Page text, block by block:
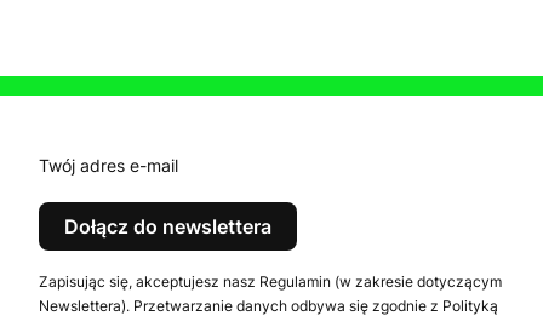
Twój adres e-mail
Dołącz do newslettera
Zapisując się, akceptujesz nasz Regulamin (w zakresie dotyczącym
Newslettera). Przetwarzanie danych odbywa się zgodnie z Polityką